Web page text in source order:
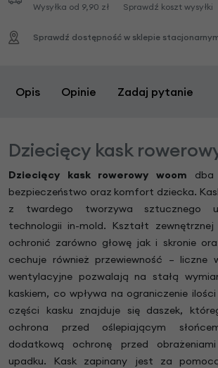
Wysyłka od 9,90 zł Sprawdź koszt wysyłki
Sprawdź dostępność w sklepie
Opis Opinie Zadaj pytanie
Dziecięcy kask
Dziecięcy kask rowerowy woom
bezpieczeństwo oraz komfort dziecka.
z twardego tworzywa sztucznego
technologii in-mold. Kształt
ochronić zarówno głowę jak i skronie
cechuje również przewiewność –
wentylacyjne pozwalają na stałą
kaskiem, co wpływa na ograniczenie
części kasku znajduje się daszek,
ochrona przed oślepiającym
dodatkową ochronę przed
upadku. Kask zapinany jest za